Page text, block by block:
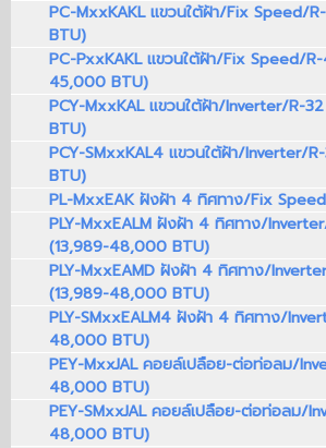
PC-MxxKAKL แขวนใต้ฝ้า/Fix Speed/
BTU)
PC-PxxKAKL แขวนใต้ฝ้า/Fix Speed/
45,000 BTU)
PCY-MxxKAL แขวนใต้ฝ้า/Inverter/R-
BTU)
PCY-SMxxKAL4 แขวนใต้ฝ้า/Inverter/
BTU)
PL-MxxEAK ฝังฝ้า 4 ทิศทาง/Fix
PLY-MxxEALM ฝังฝ้า 4 ทิศทาง/
(13,989-48,000 BTU)
PLY-MxxEAMD ฝังฝ้า 4 ทิศทาง/
(13,989-48,000 BTU)
PLY-SMxxEALM4 ฝังฝ้า 4 ทิศทาง/
48,000 BTU)
PEY-MxxJAL คอยล์เปลือย-ต่อท่อลม/
48,000 BTU)
PEY-SMxxJAL คอยล์เปลือย-ต่อท่อลม/
48,000 BTU)